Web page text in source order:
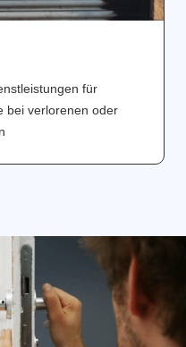
für
bei verlorenen oder